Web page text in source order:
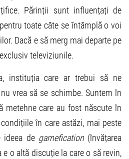
Părinții sunt influențați de
toate câte se întâmplă o voi
Dacă e să merg mai departe pe
televiziunile.
instituția care ar trebui să ne
vrea să se schimbe. Suntem în
metehne care au fost născute în
în care astăzi, mai peste
de gamefication(învățarea
e o altă discuție la care o să revin,